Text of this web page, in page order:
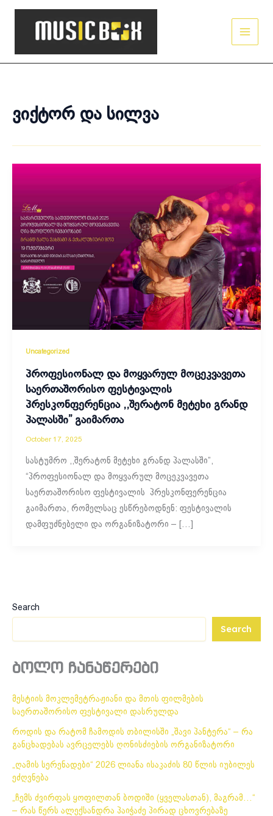
Skip
ვიქტორ და სილვა
Uncategorized
პროფესიონალ და მოყვარულ მოცეკვავეთა
საერთაშორისო ფესტივალის
პრესკონფერენცია ,,შერატონ მეტეხი გრანდ
პალასში” გაიმართა
October 17, 2025
სასტუმრო ,,შერატონ მეტეხი გრანდ პალასში”,
“პროფესიონალ და მოყვარულ მოცეკვავეთა
საერთაშორისო ფესტივალის პრესკონფერენცია
გაიმართა, რომელსაც ესწრებოდნენ: ფესტივალის
დამფუძნებელი და ორგანიზატორი – […]
Search
Search
ბოლო ჩანაწერები
მესტიის მოკლემეტრაჟიანი და მთის ფილმების
საერთაშორისო ფესტივალი დასრულდა
როდის და რატომ ჩამოდის თბილისში „შავი პანტერა“ – რა
განცხადებას ავრცელებს ღონისძიების ორგანიზატორი
„ღამის სერენადები“ 2026 ლიანა ისაკაძის 80 წლის იუბილეს
ეძღვნება
„ჩემს ძვირფას ყოფილთან ბოდიში (ყველასთან), მაგრამ…“
– რას წერს ალექსანდრა პაიჭაძე პირად ცხოვრებაზე